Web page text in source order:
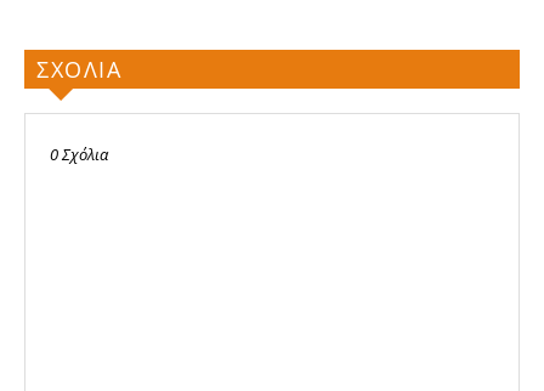
ΣΧΟΛΙΑ
0 Σχόλια